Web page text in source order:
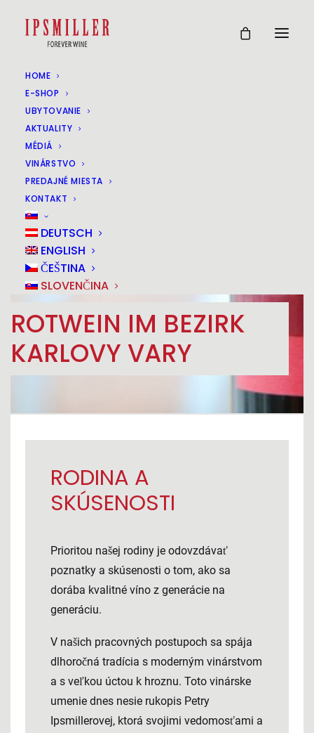
HOME
E-SHOP
UBYTOVANIE
AKTUALITY
MÉDIÁ
VINÁRSTVO
PREDAJNÉ MIESTA
KONTAKT
DEUTSCH
ENGLISH
ČEŠTINA
SLOVENČINA
ROTWEIN IM BEZIRK
KARLOVY VARY
RODINA A
SKÚSENOSTI
Prioritou našej rodiny je odovzdávať
poznatky a skúsenosti o tom, ako sa
dorába kvalitné víno z generácie na
generáciu.
V našich pracovných postupoch sa spája
dlhoročná tradícia s moderným vinárstvom
a s veľkou úctou k hroznu. Toto vinárske
umenie dnes nesie rukopis Petry
Ipsmillerovej, ktorá svojimi vedomosťami a